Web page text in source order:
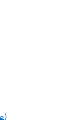
تحويل قدم/ثانية إلى ماخ (20°C، 1 ضغط جوي)